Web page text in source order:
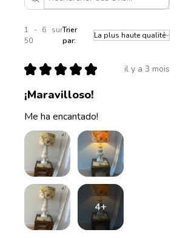
1 - 6 sur
50
Trier
par:
★ ★ ★ ★ ★ il y a 3 mois
¡Maravilloso!
Me ha encantado!
4+